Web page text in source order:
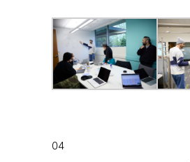
04